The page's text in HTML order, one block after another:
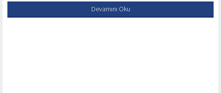
Devamını Oku